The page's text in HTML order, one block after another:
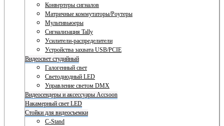
Конвертеры сигналов
Матричные коммутаторы/Роутеры
Мультивьюеры
Сигнализация Tally
Усилители-распределители
Устройства захвата USB/PCIE
Видеосвет студийный
Галогенный свет
Светодиодный LED
Управление светом DMX
Видеосендеры и аксессуары Accsoon
Накамерный свет LED
Стойки для видеосъемки
C-Stand